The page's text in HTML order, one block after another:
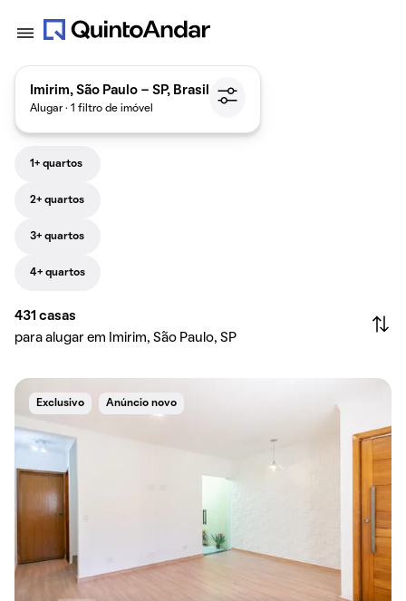
Imirim, São Paulo - SP, Brasil
Alugar · 1 filtro de imóvel
1+ quartos
2+ quartos
3+ quartos
4+ quartos
431 casas
para alugar em Imirim, São Paulo, SP
Exclusivo Anúncio novo